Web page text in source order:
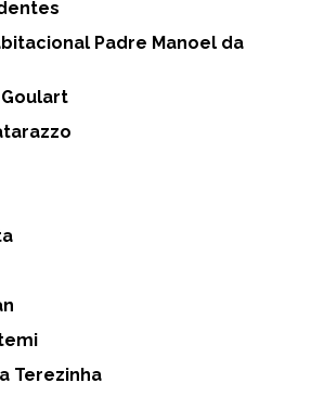
Goulart
Terezinha